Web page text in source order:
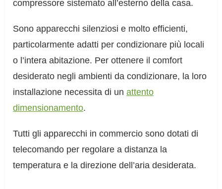
compressore sistemato all’esterno della casa.
Sono apparecchi silenziosi e molto efficienti,
particolarmente adatti per condizionare più locali
o l’intera abitazione. Per ottenere il comfort
desiderato negli ambienti da condizionare, la loro
installazione necessita di unattento
dimensionamento.
Tutti gli apparecchi in commercio sono dotati di
telecomando per regolare a distanza la
temperatura e la direzione dell’aria desiderata.